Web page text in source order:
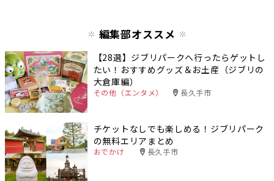
編集部オススメ
【28選】ジブリパークへ行ったらゲットし
たい！おすすめグッズ＆お土産（ジブリの
大倉庫編）
その他（エンタメ） 長久手市
チケットなしでも楽しめる！ジブリパーク
の無料エリアまとめ
おでかけ 長久手市